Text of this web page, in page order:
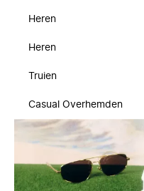
Heren
Heren
Truien
Casual Overhemden